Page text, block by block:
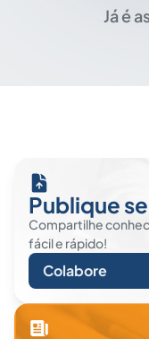
Já é
Publique
Compartilhe
fácil e rápido!
Colabore